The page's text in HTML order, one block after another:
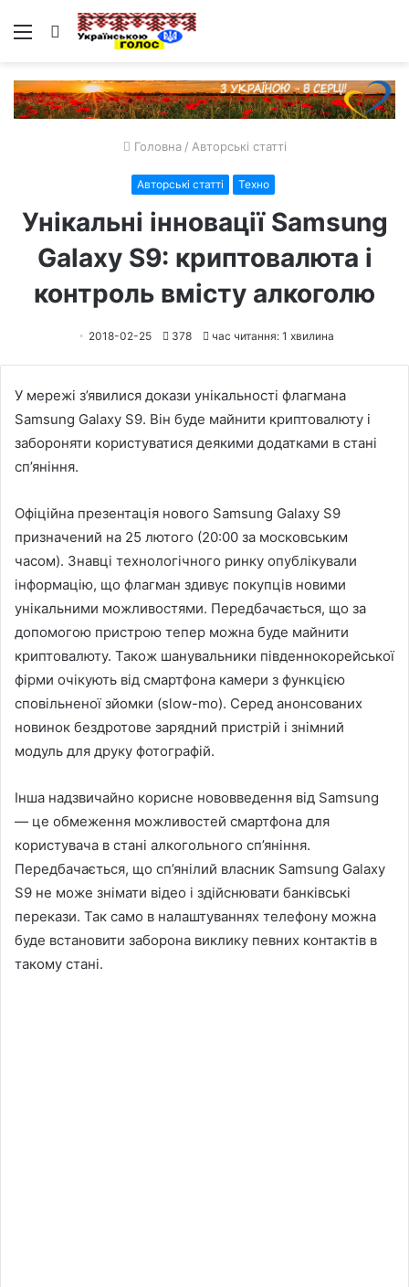
Меню Пошук
Головна / Авторські статті
Авторські статті Техно
Унікальні інновації Samsung
Galaxy S9: криптовалюта і
контроль вмісту алкоголю
2018-02-25 378 час читання: 1 хвилина
У мережі з’явилися докази унікальності флагмана
Samsung Galaxy S9. Він буде майнити криптовалюту і
забороняти користуватися деякими додатками в стані
сп’яніння.
Офіційна презентація нового Samsung Galaxy S9
призначений на 25 лютого (20:00 за московським
часом). Знавці технологічного ринку опублікували
інформацію, що флагман здивує покупців новими
унікальними можливостями. Передбачається, що за
допомогою пристрою тепер можна буде майнити
криптовалюту. Також шанувальники південнокорейської
фірми очікують від смартфона камери з функцією
сповільненої зйомки (slow-mo). Серед анонсованих
новинок бездротове зарядний пристрій і знімний
модуль для друку фотографій.
Інша надзвичайно корисне нововведення від Samsung
— це обмеження можливостей смартфона для
користувача в стані алкогольного сп’яніння.
Передбачається, що сп’янілий власник Samsung Galaxy
S9 не може знімати відео і здійснювати банківські
перекази. Так само в налаштуваннях телефону можна
буде встановити заборона виклику певних контактів в
такому стані.